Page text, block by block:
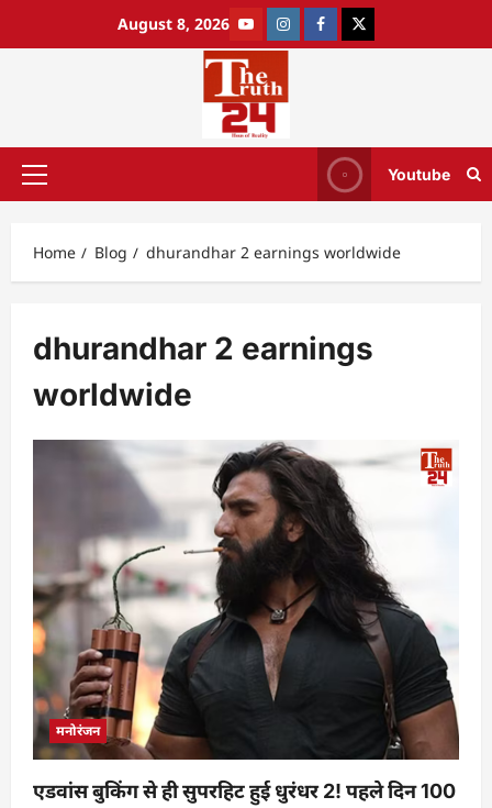
August 8, 2026
Youtube
Home Blog dhurandhar 2 earnings worldwide
dhurandhar 2 earnings
worldwide
मनोरंजन
एडवांस बुकिंग से ही सुपरहिट हुई धुरंधर 2! पहले दिन 100